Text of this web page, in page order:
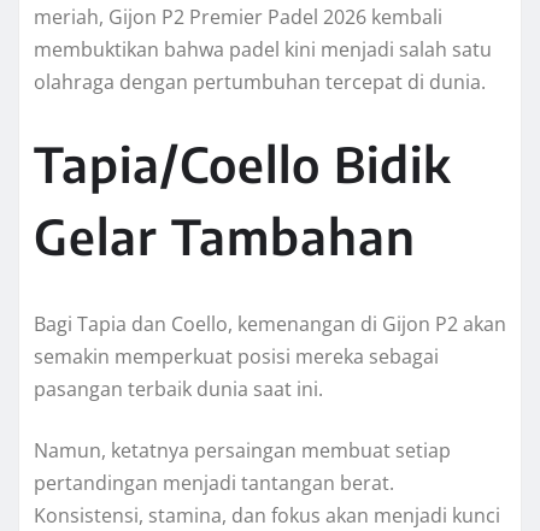
meriah, Gijon P2 Premier Padel 2026 kembali
membuktikan bahwa padel kini menjadi salah satu
olahraga dengan pertumbuhan tercepat di dunia.
Tapia/Coello Bidik
Gelar Tambahan
Bagi Tapia dan Coello, kemenangan di Gijon P2 akan
semakin memperkuat posisi mereka sebagai
pasangan terbaik dunia saat ini.
Namun, ketatnya persaingan membuat setiap
pertandingan menjadi tantangan berat.
Konsistensi, stamina, dan fokus akan menjadi kunci